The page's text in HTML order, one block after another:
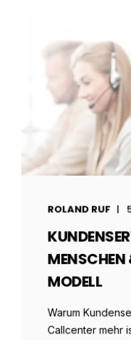
ROLAND RUF
MENSCHEN
MODELL
Warum
Callcenter mehr